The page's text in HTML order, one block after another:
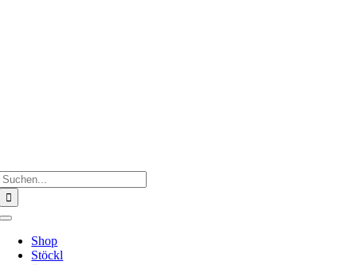
Toggle
Navigation
Shop
Stöckl